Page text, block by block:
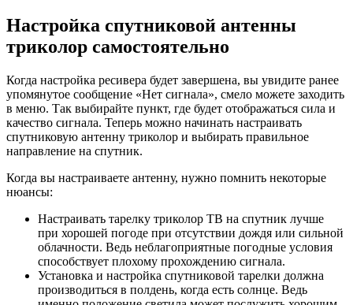
Настройка спутниковой антенны
триколор самостоятельно
Когда настройка ресивера будет завершена, вы увидите ранее
упомянутое сообщение «Нет сигнала», смело можете заходить
в меню. Так выбирайте пункт, где будет отображаться сила и
качество сигнала. Теперь можно начинать настраивать
спутниковую антенну триколор и выбирать правильное
направление на спутник.
Когда вы настраиваете антенну, нужно помнить некоторые
нюансы:
Настраивать тарелку триколор ТВ на спутник лучше
при хорошей погоде при отсутствии дождя или сильной
облачности. Ведь неблагоприятные погодные условия
способствует плохому прохождению сигнала.
Установка и настройка спутниковой тарелки должна
производиться в полдень, когда есть солнце. Ведь